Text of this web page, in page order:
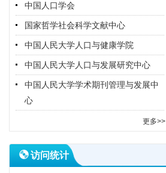
中国人口学会
国家哲学社会科学文献中心
中国人民大学人口与健康学院
中国人民大学人口与发展研究中心
中国人民大学学术期刊管理与发展中
心
更多>>
访问统计